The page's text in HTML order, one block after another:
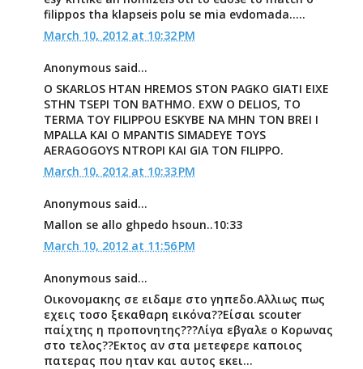
filippos tha klapseis polu se mia evdomada.....
March 10, 2012 at 10:32 PM
Anonymous said...
O SKARLOS HTAN HREMOS STON PAGKO GIATI EIXE
STHN TSEPI TON BATHMO. EXW O DELIOS, TO
TERMA TOY FILIPPOU ESKYBE NA MHN TON BREI I
MPALLA KAI O MPANTIS SIMADEYE TOYS
AERAGOGOYS NTROPI KAI GIA TON FILIPPO.
March 10, 2012 at 10:33 PM
Anonymous said...
Mallon se allo ghpedo hsoun..10:33
March 10, 2012 at 11:56 PM
Anonymous said...
Οικονομακης σε ειδαμε στο γηπεδο.Αλλιως πως
εχεις τοσο ξεκαθαρη εικόνα??Είσαι scouter
παίχτης η προπονητης???Λίγα εβγαλε ο Κορωνας
στο τελος??Εκτος αν στα μετεφερε καποιος
πατερας που ηταν και αυτος εκει...